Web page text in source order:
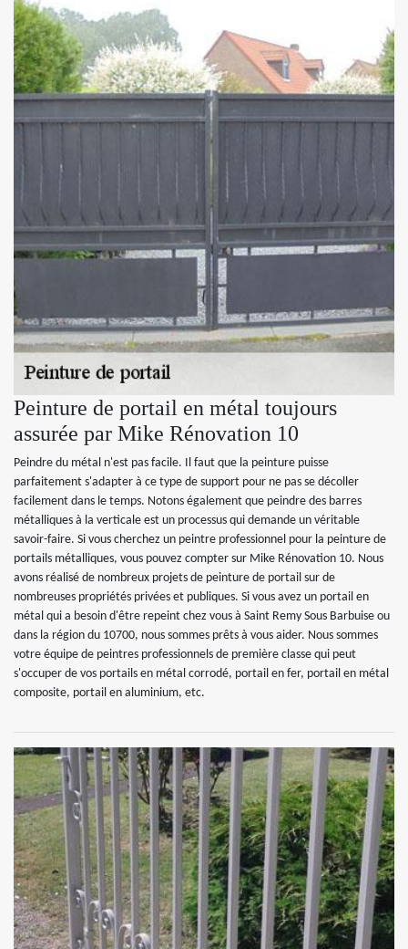
Peinture de portail en métal toujours
assurée par Mike Rénovation 10
Peindre du métal n'est pas facile. Il faut que la peinture puisse
parfaitement s'adapter à ce type de support pour ne pas se décoller
facilement dans le temps. Notons également que peindre des barres
métalliques à la verticale est un processus qui demande un véritable
savoir-faire. Si vous cherchez un peintre professionnel pour la peinture de
portails métalliques, vous pouvez compter sur Mike Rénovation 10. Nous
avons réalisé de nombreux projets de peinture de portail sur de
nombreuses propriétés privées et publiques. Si vous avez un portail en
métal qui a besoin d'être repeint chez vous à Saint Remy Sous Barbuise ou
dans la région du 10700, nous sommes prêts à vous aider. Nous sommes
votre équipe de peintres professionnels de première classe qui peut
s'occuper de vos portails en métal corrodé, portail en fer, portail en métal
composite, portail en aluminium, etc.